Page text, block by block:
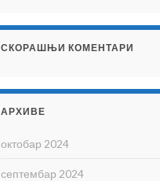
СКОРАШЊИ КОМЕНТАРИ
АРХИВЕ
октобар 2024
септембар 2024